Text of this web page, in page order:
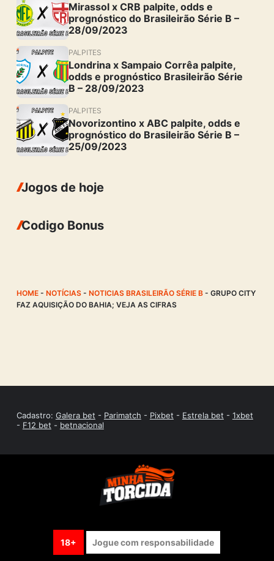
Mirassol x CRB palpite, odds e
prognóstico do Brasileirão Série B –
28/09/2023
PALPITES
Londrina x Sampaio Corrêa palpite,
odds e prognóstico Brasileirão Série
B – 28/09/2023
PALPITES
Novorizontino x ABC palpite, odds e
prognóstico do Brasileirão Série B –
25/09/2023
Jogos de hoje
Codigo Bonus
HOME- NOTÍCIAS- NOTICIAS BRASILEIRÃO SÉRIE B- GRUPO CITY
FAZ AQUISIÇÃO DO BAHIA; VEJA AS CIFRAS
Cadastro: Galera bet - Parimatch - Pixbet - Estrela bet - 1xbet
- F12 bet - betnacional
18+ Jogue com responsabilidade